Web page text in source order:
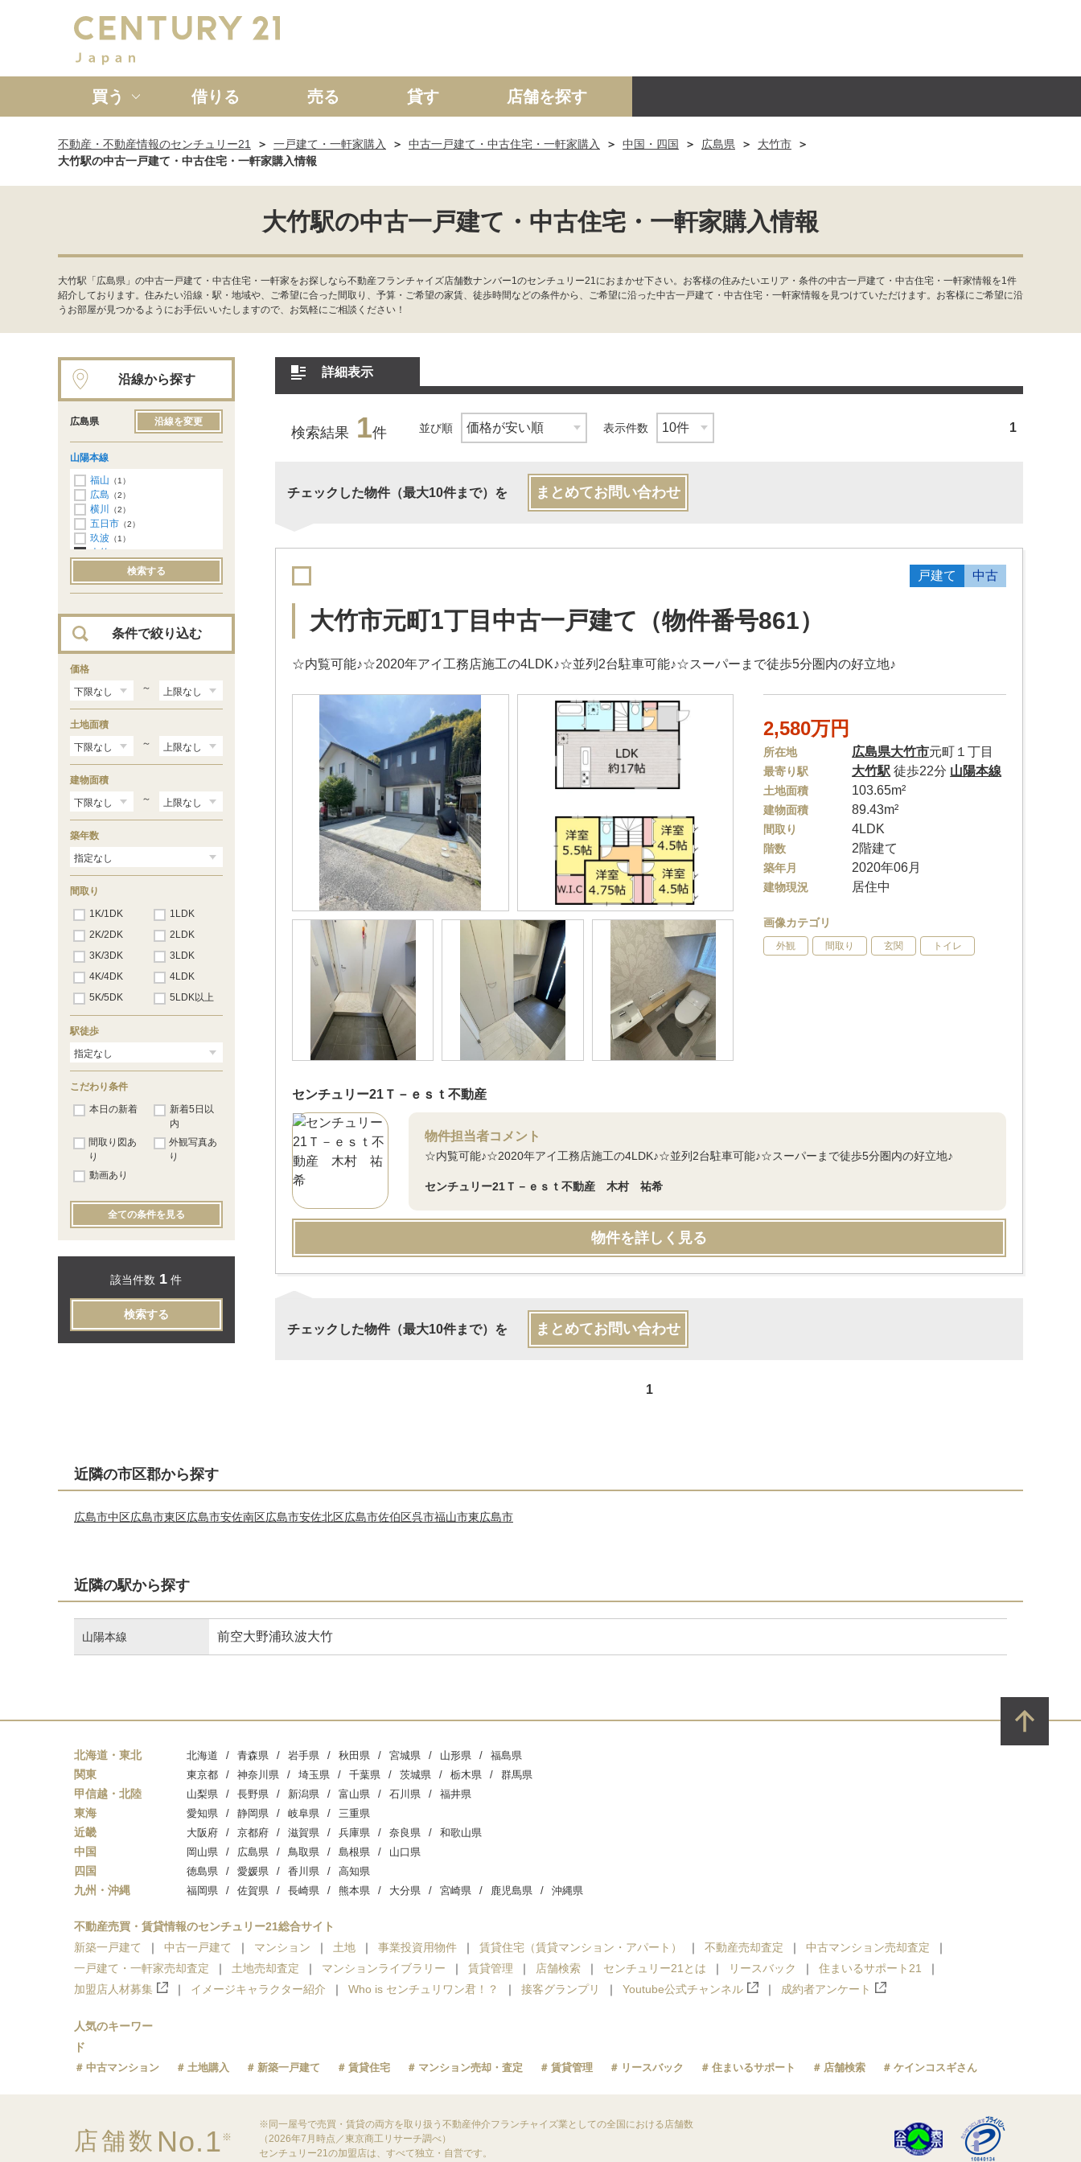
買う
新築一戸建て 中古一戸建て マンション 土地 事業投資用
借りる 売る 貸す 店舗を探す
不動産・不動産情報のセンチュリー21 一戸建て・一軒家購入 中古一戸建て・中古住宅・一軒家購入 中国・四国 広島県
大竹市
大竹駅の中古一戸建て・中古住宅・一軒家購入情報
大竹駅の中古一戸建て・中古住宅・一軒家購入情報
大竹駅「広島県」の中古一戸建て・中古住宅・一軒家をお探しなら不動産フランチャイズ店舗数ナンバー1のセンチュリー21におまかせ下さい。お客様の住みたいエリア・条件の中古一戸建て・中古住宅・一軒家情報を1件
紹介しております。住みたい沿線・駅・地域や、ご希望に合った間取り、予算・ご希望の家賃、徒歩時間などの条件から、ご希望に沿った中古一戸建て・中古住宅・一軒家情報を見つけていただけます。お客様にご希望に沿
うお部屋が見つかるようにお手伝いいたしますので、お気軽にご相談ください！
詳細表示
検索結果 1件 並び順 表示件数 1
チェックした物件（最大10件まで）を まとめてお問い合わせ
戸建て 中古
大竹市元町1丁目中古一戸建て（物件番号861）
☆内覧可能♪☆2020年アイ工務店施工の4LDK♪☆並列2台駐車可能♪☆スーパーまで徒歩5分圏内の好立地♪
2,580万円
所在地 広島県大竹市元町１丁目
最寄り駅 大竹駅 徒歩22分 山陽本線
土地面積 103.65m²
建物面積 89.43m²
間取り 4LDK
階数 2階建て
築年月 2020年06月
建物現況 居住中
画像カテゴリ
外観 間取り 玄関 トイレ
センチュリー21Ｔ－ｅｓｔ不動産
物件担当者コメント
☆内覧可能♪☆2020年アイ工務店施工の4LDK♪☆並列2台駐車可能♪☆スーパーまで徒歩5分圏内の好立地♪
センチュリー21Ｔ－ｅｓｔ不動産 木村 祐希
物件を詳しく見る
チェックした物件（最大10件まで）を まとめてお問い合わせ
1
沿線から探す
広島県 沿線を変更
山陽本線
福山 （1）
広島 （2）
横川 （2）
五日市 （2）
玖波 （1）
大竹
検索する
条件で絞り込む
価格
～
土地面積
～
建物面積
～
築年数
間取り
1K/1DK
1LDK
2K/2DK
2LDK
3K/3DK
3LDK
4K/4DK
4LDK
5K/5DK
5LDK以上
駅徒歩
こだわり条件
本日の新着
新着5日以
内
間取り図あ
り
外観写真あ
り
動画あり
全ての条件を見る
該当件数 1 件
検索する
近隣の市区郡から探す
広島市中区広島市東区広島市安佐南区広島市安佐北区広島市佐伯区呉市福山市東広島市
近隣の駅から探す
山陽本線 前空大野浦玖波大竹
北海道・東北 北海道 青森県 岩手県 秋田県 宮城県 山形県 福島県
関東 東京都 神奈川県 埼玉県 千葉県 茨城県 栃木県 群馬県
甲信越・北陸 山梨県 長野県 新潟県 富山県 石川県 福井県
東海 愛知県 静岡県 岐阜県 三重県
近畿 大阪府 京都府 滋賀県 兵庫県 奈良県 和歌山県
中国 岡山県 広島県 鳥取県 島根県 山口県
四国 徳島県 愛媛県 香川県 高知県
九州・沖縄 福岡県 佐賀県 長崎県 熊本県 大分県 宮崎県 鹿児島県 沖縄県
不動産売買・賃貸情報のセンチュリー21総合サイト
新築一戸建て
中古一戸建て マンション 土地 事業投資用物件 賃貸住宅（賃貸マンション・アパート） 不動産売却査定
中古マンション売却査定
一戸建て・一軒家売却査定
土地売却査定 マンションライブラリー 賃貸管理 店舗検索 センチュリー21とは リースバック
住まいるサポート21
加盟店人材募集
イメージキャラクター紹介 Who is センチュリワン君！？ 接客グランプリ Youtube公式チャンネル 成約者アンケート
人気のキーワー
ド
中古マンション 土地購入 新築一戸建て 賃貸住宅 マンション売却・査定 賃貸管理 リースバック 住まいるサポート 店舗検索 ケインコスギさん
店舗数 No.1 ※
※同一屋号で売買・賃貸の両方を取り扱う不動産仲介フランチャイズ業としての全国における店舗数
（2026年7月時点／東京商工リサーチ調べ）
センチュリー21の加盟店は、すべて独立・自営です。